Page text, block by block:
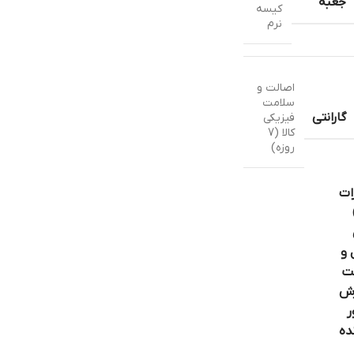
کیسه
نرم
گارانتی
اصالت و
سلامت
فیزیکی
کالا (7
روزه)
و